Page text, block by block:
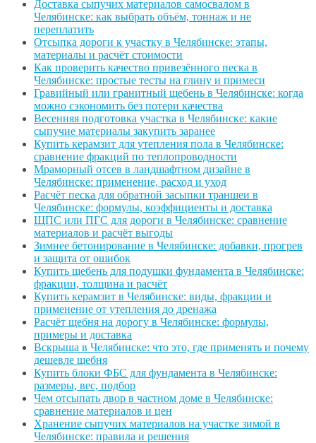
Доставка сыпучих материалов самосвалом в
Челябинске: как выбрать объём, тоннаж и не
переплатить
Отсыпка дороги к участку в Челябинске: этапы,
материалы и расчёт стоимости
Как проверить качество привезённого песка в
Челябинске: простые тесты на глину и примеси
Гравийный или гранитный щебень в Челябинске: когда
можно сэкономить без потери качества
Весенняя подготовка участка в Челябинске: какие
сыпучие материалы закупить заранее
Купить керамзит для утепления пола в Челябинске:
сравнение фракций по теплопроводности
Мраморный отсев в ландшафтном дизайне в
Челябинске: применение, расход и уход
Расчёт песка для обратной засыпки траншеи в
Челябинске: формулы, коэффициенты и доставка
ЩПС или ПГС для дороги в Челябинске: сравнение
материалов и расчёт выгоды
Зимнее бетонирование в Челябинске: добавки, прогрев
и защита от ошибок
Купить щебень для подушки фундамента в Челябинске:
фракции, толщина и расчёт
Купить керамзит в Челябинске: виды, фракции и
применение от утепления до дренажа
Расчёт щебня на дорогу в Челябинске: формулы,
примеры и доставка
Вскрыша в Челябинске: что это, где применять и почему
дешевле щебня
Купить блоки ФБС для фундамента в Челябинске:
размеры, вес, подбор
Чем отсыпать двор в частном доме в Челябинске:
сравнение материалов и цен
Хранение сыпучих материалов на участке зимой в
Челябинске: правила и решения